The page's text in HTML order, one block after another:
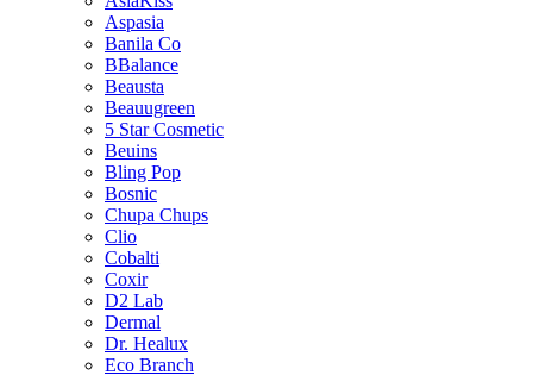
Aspasia
Banila Co
BBalance
Beausta
Beauugreen
5 Star Cosmetic
Beuins
Bling Pop
Bosnic
Chupa Chups
Clio
Cobalti
Coxir
D2 Lab
Dermal
Dr. Healux
Eco Branch